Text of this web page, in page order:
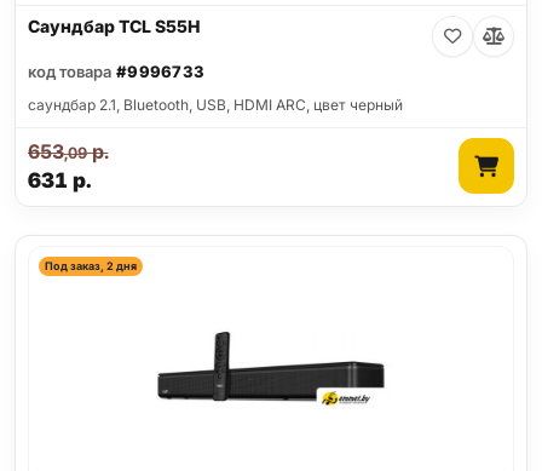
Саундбар TCL S55H
код товара #9996733
саундбар 2.1, Bluetooth, USB, HDMI ARC, цвет черный
631 р.
653,09р.
Под заказ, 2 дня